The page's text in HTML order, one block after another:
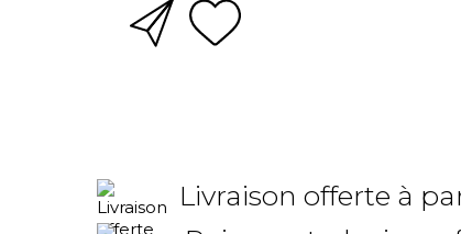
Livraison offerte à